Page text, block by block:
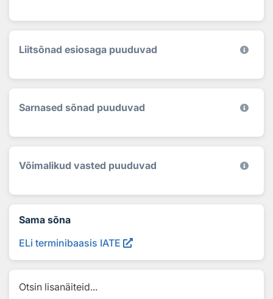
Liitsõnad esiosaga puuduvad
Sarnased sõnad puuduvad
Võimalikud vasted puuduvad
Sama sõna
ELi terminibaasis IATE
Otsin lisanäiteid...